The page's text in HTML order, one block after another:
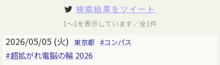
検索結果をツイート
1～1を表示しています／全1件
2026/05/05 (火) 東京都 #コンパス
#超拡がれ電脳の輪 2026